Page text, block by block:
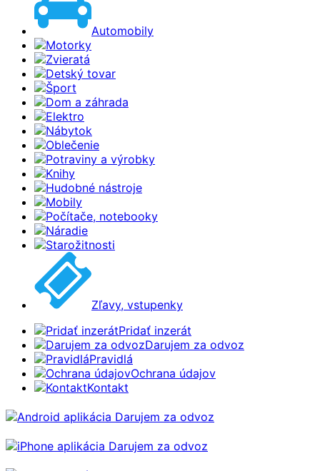
Automobily
Motorky
Zvieratá
Detský tovar
Šport
Dom a záhrada
Elektro
Nábytok
Oblečenie
Potraviny a výrobky
Knihy
Hudobné nástroje
Mobily
Počítače, notebooky
Náradie
Starožitnosti
Zľavy, vstupenky
Pridať inzerát
Darujem za odvoz
Pravidlá
Ochrana údajov
Kontakt